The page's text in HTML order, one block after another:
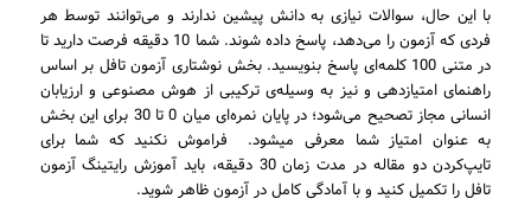
با این حال، سوالات نیازی به دانش پیشین ندارند و می‌توانند توسط هر
فردی که آزمون را می‌دهد، پاسخ داده شوند. شما 10 دقیقه فرصت دارید تا
در متنی 100 کلمه‌ای پاسخ بنویسید. بخش نوشتاری آزمون تافل بر اساس
راهنمای امتیازدهی و نیز به وسیله‌ی ترکیبی از هوش مصنوعی و ارزیابان
انسانی مجاز تصحیح می‌شود؛ در پایان نمره‌ای میان 0 تا 30 برای این بخش
به عنوان امتیاز شما معرفی میشود. فراموش نکنید که شما برای
تایپ‌کردن دو مقاله در مدت زمان 30 دقیقه، باید آموزش رایتینگ آزمون
تافل را تکمیل کنید و با آمادگی کامل در آزمون ظاهر شوید.